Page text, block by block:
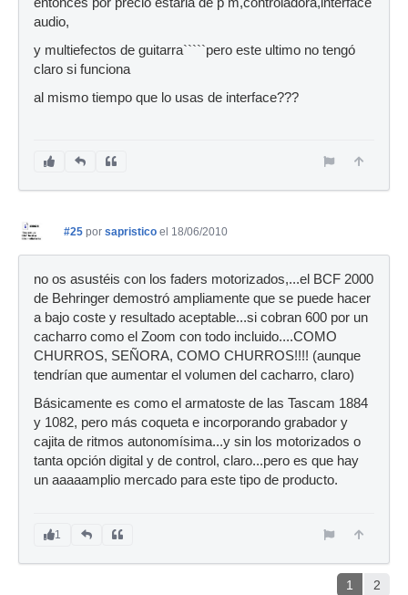
audio,
y multiefectos de guitarra`````pero este ultimo no tengó
claro si funciona
al mismo tiempo que lo usas de interface???
#25 por sapristico el 18/06/2010
no os asustéis con los faders motorizados,...el BCF 2000
de Behringer demostró ampliamente que se puede hacer
a bajo coste y resultado aceptable...si cobran 600 por un
cacharro como el Zoom con todo incluido....COMO
CHURROS, SEÑORA, COMO CHURROS!!!! (aunque
tendrían que aumentar el volumen del cacharro, claro)
Básicamente es como el armatoste de las Tascam 1884
y 1082, pero más coqueta e incorporando grabador y
cajita de ritmos autonomísima...y sin los motorizados o
tanta opción digital y de control, claro...pero es que hay
un aaaaamplio mercado para este tipo de producto.
1
1 2